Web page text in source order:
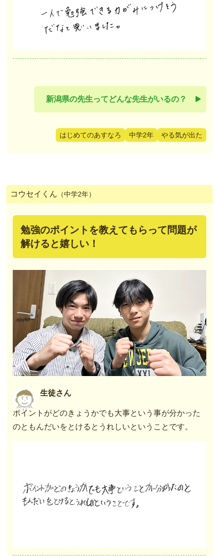
新潟県の先生ってどんな先生がいるの？
はじめてのあすなろ 中学2年 やる気が出た
コウセイくん （中学2年）
勉強のポイントを教えてもらって問題が
解けると嬉しい！
生徒さん
ポイントがどのきょうかでも大事という事が分かった
のともんだいをとけるとうれしいということです。